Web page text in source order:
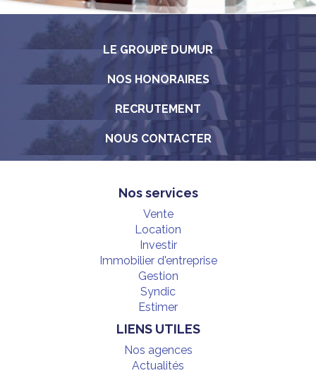
LE GROUPE DUMUR
NOS HONORAIRES
RECRUTEMENT
NOUS CONTACTER
Nos services
Vente
Location
Investir
Immobilier d'entreprise
Gestion
Syndic
Estimer
LIENS UTILES
Nos agences
Actualités